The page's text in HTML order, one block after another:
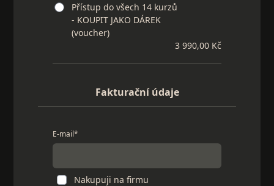
Přístup do všech 14 kurzů
- KOUPIT JAKO DÁREK
(voucher)
3 990,00 Kč
Fakturační údaje
E-mail*
Nakupuji na firmu